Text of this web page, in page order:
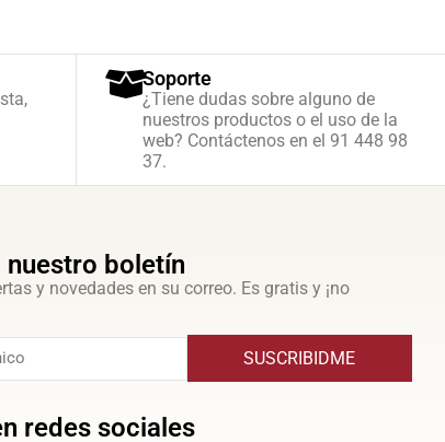
Soporte
¿Tiene dudas sobre alguno de
nuestros productos o el uso de la
web? Contáctenos en el 91 448 98
37.
nuestro boletín
y novedades en su correo. Es gratis y ¡no
SUSCRIBIDME
redes sociales